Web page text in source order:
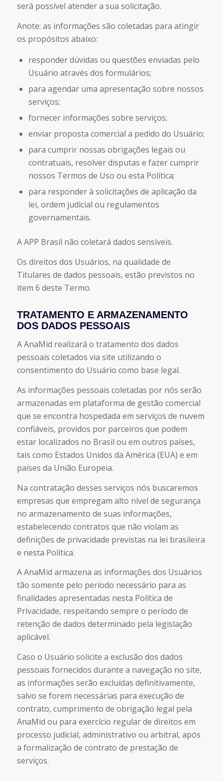
será possível atender a sua solicitação.
Anote: as informações são coletadas para atingir
os propósitos abaixo:
responder dúvidas ou questões enviadas pelo
Usuário através dos formulários;
para agendar uma apresentação sobre nossos
serviços;
fornecer informações sobre serviços;
enviar proposta comercial a pedido do Usuário;
para cumprir nossas obrigações legais ou
contratuais, resolver disputas e fazer cumprir
nossos Termos de Uso ou esta Política;
para responder à solicitações de aplicação da
lei, ordem judicial ou regulamentos
governamentais.
A APP Brasil não coletará dados sensíveis.
Os direitos dos Usuários, na qualidade de
Titulares de dados pessoais, estão previstos no
item 6 deste Termo.
TRATAMENTO E ARMAZENAMENTO
DOS DADOS PESSOAIS
A AnaMid realizará o tratamento dos dados
pessoais coletados via site utilizando o
consentimento do Usuário como base legal.
As informações pessoais coletadas por nós serão
armazenadas em plataforma de gestão comercial
que se encontra hospedada em serviços de nuvem
confiáveis, providos por parceiros que podem
estar localizados no Brasil ou em outros países,
tais como Estados Unidos da América (EUA) e em
países da União Europeia.
Na contratação desses serviços nós buscaremos
empresas que empregam alto nível de segurança
no armazenamento de suas informações,
estabelecendo contratos que não violam as
definições de privacidade previstas na lei brasileira
e nesta Política.
A AnaMid armazena as informações dos Usuários
tão somente pelo período necessário para as
finalidades apresentadas nesta Política de
Privacidade, respeitando sempre o período de
retenção de dados determinado pela legislação
aplicável.
Caso o Usuário solicite a exclusão dos dados
pessoais fornecidos durante a navegação no site,
as informações serão excluídas definitivamente,
salvo se forem necessárias para execução de
contrato, cumprimento de obrigação legal pela
AnaMid ou para exercício regular de direitos em
processo judicial, administrativo ou arbitral, após
a formalização de contrato de prestação de
serviços.